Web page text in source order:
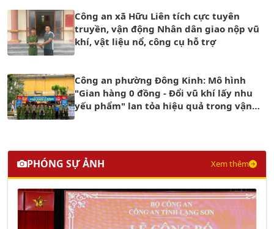
Công an xã Hữu Liên tích cực tuyên
truyền, vận động Nhân dân giao nộp vũ
khí, vật liệu nổ, công cụ hỗ trợ
Công an phường Đông Kinh: Mô hình
"Gian hàng 0 đồng - Đổi vũ khí lấy nhu
yếu phẩm" lan tỏa hiệu quả trong vận
PHÓNG SỰ ẢNH Xem thêm